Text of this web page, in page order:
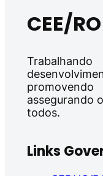
CEE/RO
assegurando
todos.
Links